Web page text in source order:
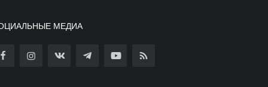
МЕДИА